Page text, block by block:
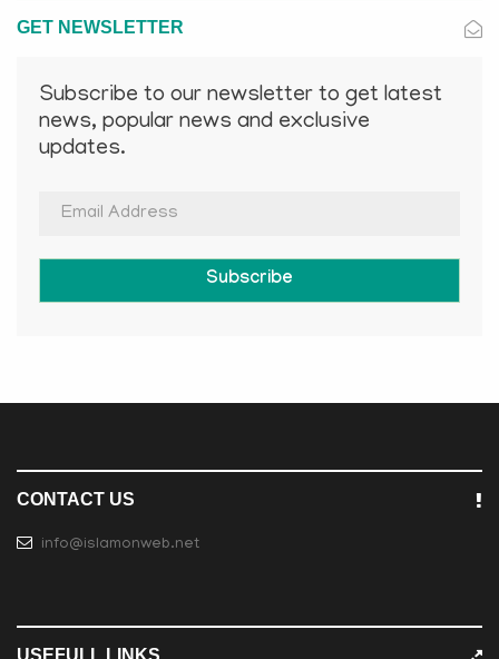
GET NEWSLETTER
Subscribe to our newsletter to get latest
news, popular news and exclusive
updates.
Subscribe
CONTACT US
info@islamonweb.net
USEFULL LINKS